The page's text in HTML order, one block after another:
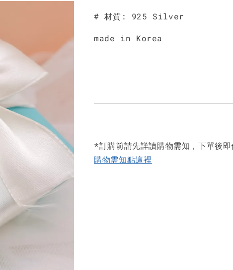
# 材質: 925 Silver
made in Korea
*訂購前請先詳讀購物需知，下單後即
購物需知點這裡